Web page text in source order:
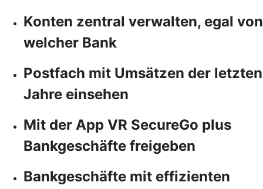
Konten zentral verwalten, egal von
welcher Bank
Postfach mit Umsätzen der letzten
Jahre einsehen
Mit der App VR SecureGo plus
Bankgeschäfte freigeben
Bankgeschäfte mit effizienten